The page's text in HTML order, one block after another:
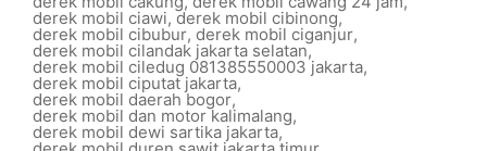
derek mobil ciawi, derek mobil cibinong,
derek mobil cibubur, derek mobil ciganjur,
derek mobil cilandak jakarta selatan,
derek mobil ciledug 081385550003 jakarta,
derek mobil ciputat jakarta,
derek mobil daerah bogor,
derek mobil dan motor kalimalang,
derek mobil dewi sartika jakarta,